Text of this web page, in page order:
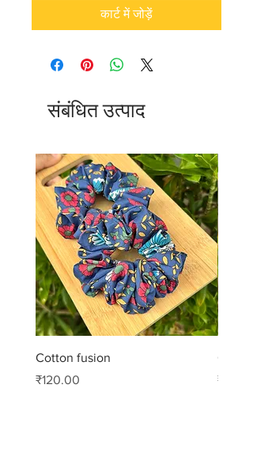
कार्ट में जोड़ें
संबंधित उत्पाद
Cotton fusion
मूल्य
₹120.00
मूल्य
₹99.00